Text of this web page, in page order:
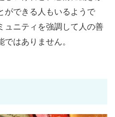
ができる人もいるようで
ュニティを強調して人の善
はありません。